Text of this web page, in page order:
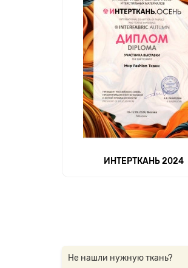
ИНТЕРТКАНЬ 2024
Не нашли нужную ткань?